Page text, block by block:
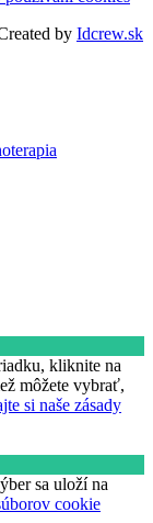
by Idcrew.sk
kliknite na
môžete vybrať,
si naše zásady
sa uloží na
cookie